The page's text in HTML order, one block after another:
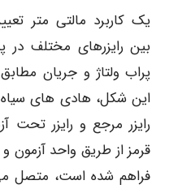
یک کاربرد مالتی متر
بین رایزرهای مختلف
این شکل، هادی های
رایزر مرجع و رایزر
قرمز از طریق واحد آزمون
فراهم شده است، متصل